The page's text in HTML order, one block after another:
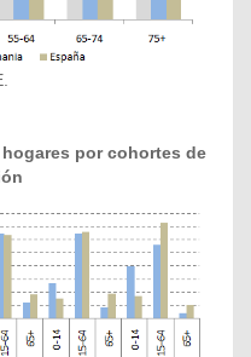
por cohortes de